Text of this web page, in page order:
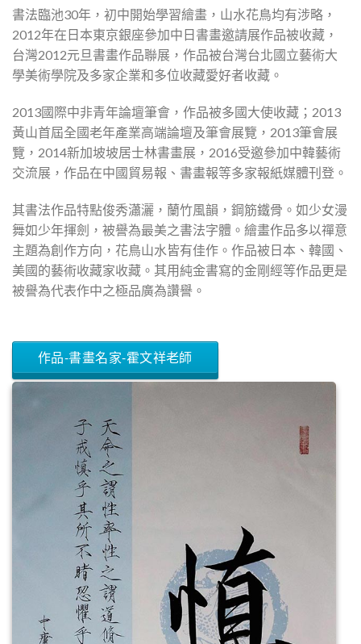
書法臨池30年，初中開始學習繪畫，山水花鳥均有涉略，
2012年在日本東京銀座參加中日書畫邀請展作品被收藏，
台灣2012元旦書畫作品聯展，作品被台灣台北國立藝術大
學美術學院及多家企業和多位收藏愛好者收藏。
2013國際中非青年論壇筆會，作品被多國大使收藏；2013
黃山首屆全國老年產業高端論壇及筆會展覽，2013筆會展
覽，2014新加坡坡居士林書畫展，2016受邀參加中韓藝術
交流展，作品在中國貿易報、書畫報等多家報紙媒體刊登。
其書法作品特點俊秀瀟灑，蘭竹風韻，鋼筋鐵骨。如少女漫
舞如少年揮劍，被譽為最美之書法字體。繪畫作品多以禪意
主題為創作方向，花鳥山水皆有佳作。作品被日本、韓國、
美國的藝術收藏家收藏。其用純金書寫的金剛經等作品更是
被譽為代表作中之極品廣為讚譽。
作品-書畫名家-霍文祥老師